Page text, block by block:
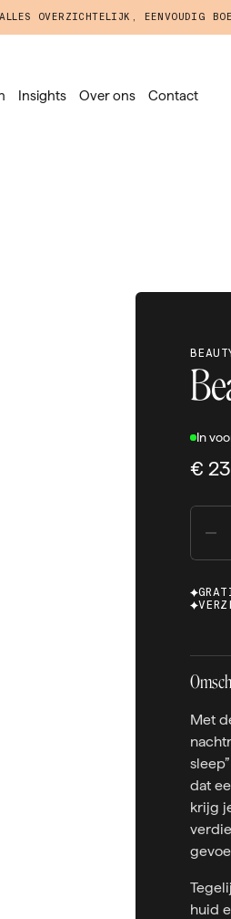
OVERZICHTELIJK, EENVOUDIG
Insights Over ons Contact
In
€
Met
dat
krijg
huid